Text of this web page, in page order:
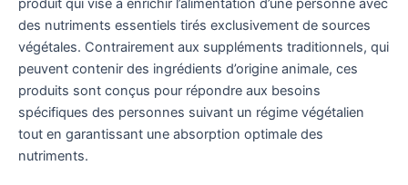
produit qui vise à enrichir l’alimentation d’une personne avec
des nutriments essentiels tirés exclusivement de sources
végétales. Contrairement aux suppléments traditionnels, qui
peuvent contenir des ingrédients d’origine animale, ces
produits sont conçus pour répondre aux besoins
spécifiques des personnes suivant un régime végétalien
tout en garantissant une absorption optimale des
nutriments.